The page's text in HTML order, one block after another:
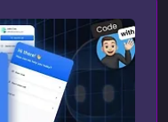
для
automated